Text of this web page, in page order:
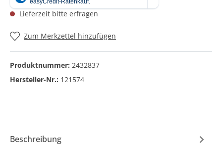
Lieferzeit bitte erfragen
Zum Merkzettel hinzufügen
Produktnummer: 2432837
Hersteller-Nr.: 121574
Beschreibung